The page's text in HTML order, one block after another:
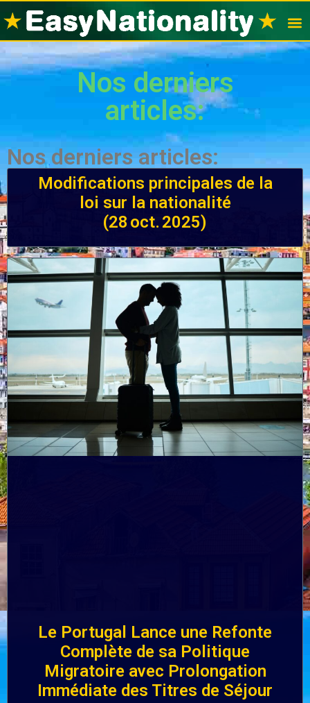
Nos derniers
articles:
Nos derniers articles:
Modifications principales de la
loi sur la nationalité
(28 oct. 2025)
Le Portugal Lance une Refonte
Complète de sa Politique
Migratoire avec Prolongation
Immédiate des Titres de Séjour